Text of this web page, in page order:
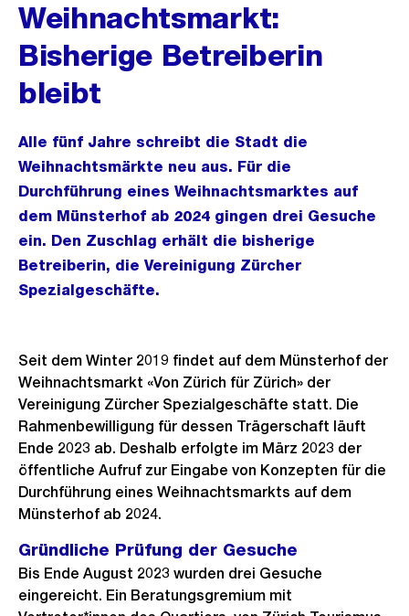
Weihnachtsmarkt:
Bisherige Betreiberin
bleibt
Alle fünf Jahre schreibt die Stadt die
Weihnachtsmärkte neu aus. Für die
Durchführung eines Weihnachtsmarktes auf
dem Münsterhof ab 2024 gingen drei Gesuche
ein. Den Zuschlag erhält die bisherige
Betreiberin, die Vereinigung Zürcher
Spezialgeschäfte.
Seit dem Winter 2019 findet auf dem Münsterhof der
Weihnachtsmarkt «Von Zürich für Zürich» der
Vereinigung Zürcher Spezialgeschäfte statt. Die
Rahmenbewilligung für dessen Trägerschaft läuft
Ende 2023 ab. Deshalb erfolgte im März 2023 der
öffentliche Aufruf zur Eingabe von Konzepten für die
Durchführung eines Weihnachtsmarkts auf dem
Münsterhof ab 2024.
Gründliche Prüfung der Gesuche
Bis Ende August 2023 wurden drei Gesuche
eingereicht. Ein Beratungsgremium mit